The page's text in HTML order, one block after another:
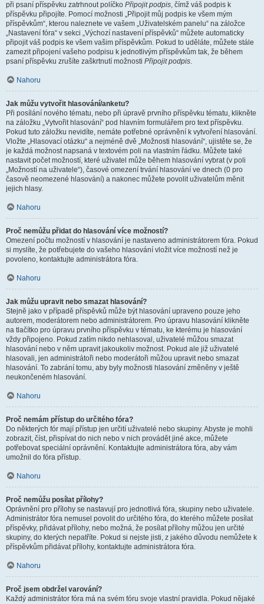
při psaní příspěvku zatrhnout políčko Připojit podpis, čímž váš podpis k
příspěvku připojíte. Pomocí možnosti „Připojit můj podpis ke všem mým
příspěvkům“, kterou naleznete ve vašem „Uživatelském panelu“ na záložce
„Nastavení fóra“ v sekci „Výchozí nastavení příspěvků“ můžete automaticky
připojit váš podpis ke všem vašim příspěvkům. Pokud to uděláte, můžete stále
zamezit připojení vašeho podpisu k jednotlivým příspěvkům tak, že během
psaní příspěvku zrušíte zaškrtnutí možnosti Připojit podpis.
Nahoru
Jak můžu vytvořit hlasování/anketu?
Při posílání nového tématu, nebo při úpravě prvního příspěvku tématu, klikněte
na záložku „Vytvořit hlasování“ pod hlavním formulářem pro text příspěvku.
Pokud tuto záložku nevidíte, nemáte potřebné oprávnění k vytvoření hlasování.
Vložte „Hlasovací otázku“ a nejméně dvě „Možnosti hlasování“, ujistěte se, že
je každá možnost napsaná v textovém poli na vlastním řádku. Můžete také
nastavit počet možností, které uživatel může během hlasování vybrat (v poli
„Možností na uživatele“), časové omezení trvání hlasování ve dnech (0 pro
časově neomezené hlasování) a nakonec můžete povolit uživatelům měnit
jejich hlasy.
Nahoru
Proč nemůžu přidat do hlasování více možností?
Omezení počtu možností v hlasování je nastaveno administrátorem fóra. Pokud
si myslíte, že potřebujete do vašeho hlasování vložit více možností než je
povoleno, kontaktujte administrátora fóra.
Nahoru
Jak můžu upravit nebo smazat hlasování?
Stejně jako v případě příspěvků může být hlasování upraveno pouze jeho
autorem, moderátorem nebo administrátorem. Pro úpravu hlasování klikněte
na tlačítko pro úpravu prvního příspěvku v tématu, ke kterému je hlasování
vždy připojeno. Pokud zatím nikdo nehlasoval, uživatelé můžou smazat
hlasování nebo v něm upravit jakoukoliv možnost. Pokud ale již uživatelé
hlasovali, jen administrátoři nebo moderátoři můžou upravit nebo smazat
hlasování. To zabrání tomu, aby byly možnosti hlasování změněny v ještě
neukončeném hlasování.
Nahoru
Proč nemám přístup do určitého fóra?
Do některých fór mají přístup jen určití uživatelé nebo skupiny. Abyste je mohli
zobrazit, číst, přispívat do nich nebo v nich provádět jiné akce, můžete
potřebovat speciální oprávnění. Kontaktujte administrátora fóra, aby vám
umožnil do fóra přístup.
Nahoru
Proč nemůžu posílat přílohy?
Oprávnění pro přílohy se nastavují pro jednotlivá fóra, skupiny nebo uživatele.
Administrátor fóra nemusel povolit do určitého fóra, do kterého můžete posílat
příspěvky, přidávat přílohy, nebo možná, že posílat přílohy můžou jen určité
skupiny, do kterých nepatříte. Pokud si nejste jisti, z jakého důvodu nemůžete k
příspěvkům přidávat přílohy, kontaktujte administrátora fóra.
Nahoru
Proč jsem obdržel varování?
Každý administrátor fóra má na svém fóru svoje vlastní pravidla. Pokud nějaké